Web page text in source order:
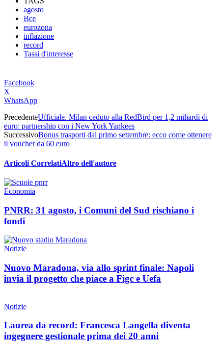
agosto
Bce
eurozona
inflazione
record
Tassi d'interesse
Facebook
X
WhatsApp
PrecedenteUfficiale. Milan ceduto alla RedBird per 1,2 miliardi di
euro: partnership con i New York Yankees
SuccessivoBonus trasporti dal primo settembre: ecco come ottenere
il voucher da 60 euro
Articoli CorrelatiAltro dell'autore
Economia
PNRR: 31 agosto, i Comuni del Sud rischiano i
fondi
Notizie
Nuovo Maradona, via allo sprint finale: Napoli
invia il progetto che piace a Figc e Uefa
Notizie
Laurea da record: Francesca Langella diventa
ingegnere gestionale prima dei 20 anni